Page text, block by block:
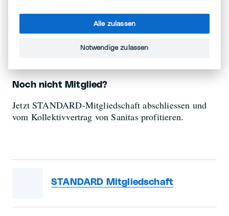
Sanitas Prämienrechner
Noch nicht Mitglied?
Jetzt STANDARD-Mitgliedschaft abschliessen und
vom Kollektivvertrag von Sanitas profitieren.
STANDARD Mitgliedschaft
Alle zulassen
Notwendige zulassen